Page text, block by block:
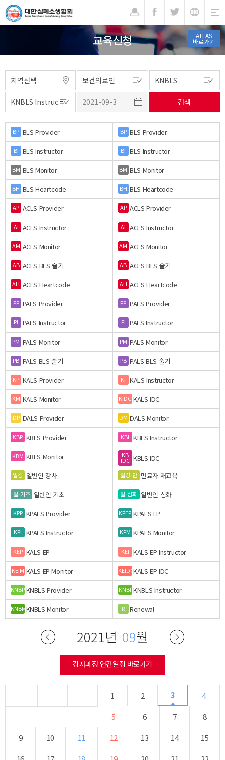
ATLAS
바로가기
교육신청
BP BLS Provider BP BLS Provider
BI BLS Instructor BI BLS Instructor
BM BLS Monitor BM BLS Monitor
BH BLS Heartcode BH BLS Heartcode
AP ACLS Provider AP ACLS Provider
AI ACLS Instructor AI ACLS Instructor
AM ACLS Monitor AM ACLS Monitor
AB ACLS BLS 술기 AB ACLS BLS 술기
AH ACLS Heartcode AH ACLS Heartcode
PP PALS Provider PP PALS Provider
PI PALS Instructor PI PALS Instructor
PM PALS Monitor PM PALS Monitor
PB PALS BLS 술기 PB PALS BLS 술기
KP KALS Provider KI KALS Instructor
KM KALS Monitor KIDC KALS IDC
DP DALS Provider DM DALS Monitor
KBP KBLS Provider KBI KBLS Instructor
KBM KBLS Monitor KB
IDC KBLS IDC
일강 일반인 강사 일강-만 만료자 재교육
일-기초 일반인 기초 일-심화 일반인 심화
KPP KPALS Provider KPEP KPALS EP
KPI KPALS Instructor KPM KPALS Monitor
KEP KALS EP KEI KALS EP Instructor
KEIM KALS EP Monitor KEIDCKALS EP IDC
KNBPKNBLS Provider KNBI KNBLS Instructor
KNBMKNBLS Monitor R Renewal
2021년 09월
강사과정 연간일정 바로가기
1 2 3
4
5
6 7
8
9
10 11 12 13 14
15